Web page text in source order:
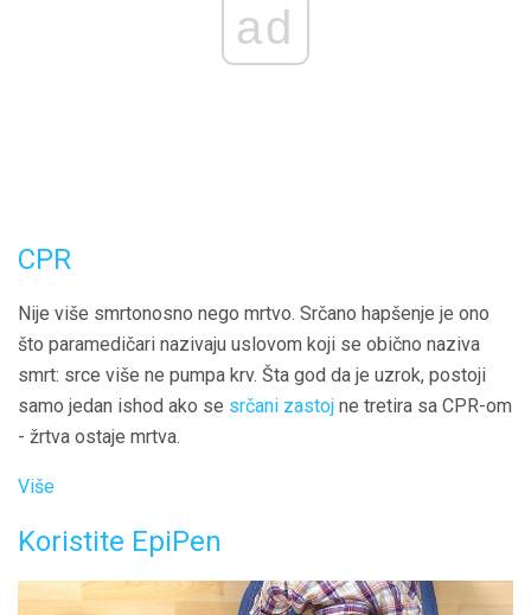
ad
CPR
Nije više smrtonosno nego mrtvo. Srčano hapšenje je ono
što paramedičari nazivaju uslovom koji se obično naziva
smrt: srce više ne pumpa krv. Šta god da je uzrok, postoji
samo jedan ishod ako se srčani zastoj ne tretira sa CPR-om
- žrtva ostaje mrtva.
Više
Koristite EpiPen